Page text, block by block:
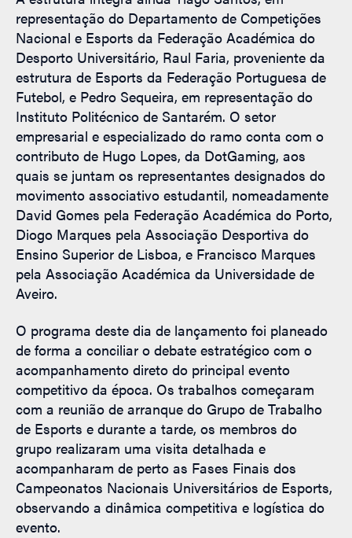
representação do Departamento de Competições
Nacional e Esports da Federação Académica do
Desporto Universitário, Raul Faria, proveniente da
estrutura de Esports da Federação Portuguesa de
Futebol, e Pedro Sequeira, em representação do
Instituto Politécnico de Santarém. O setor
empresarial e especializado do ramo conta com o
contributo de Hugo Lopes, da DotGaming, aos
quais se juntam os representantes designados do
movimento associativo estudantil, nomeadamente
David Gomes pela Federação Académica do Porto,
Diogo Marques pela Associação Desportiva do
Ensino Superior de Lisboa, e Francisco Marques
pela Associação Académica da Universidade de
Aveiro.
O programa deste dia de lançamento foi planeado
de forma a conciliar o debate estratégico com o
acompanhamento direto do principal evento
competitivo da época. Os trabalhos começaram
com a reunião de arranque do Grupo de Trabalho
de Esports e durante a tarde, os membros do
grupo realizaram uma visita detalhada e
acompanharam de perto as Fases Finais dos
Campeonatos Nacionais Universitários de Esports,
observando a dinâmica competitiva e logística do
evento.